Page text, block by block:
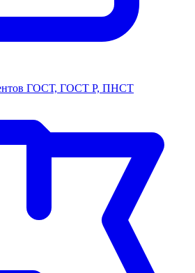
ГОСТ, ГОСТ Р, ПНСТ